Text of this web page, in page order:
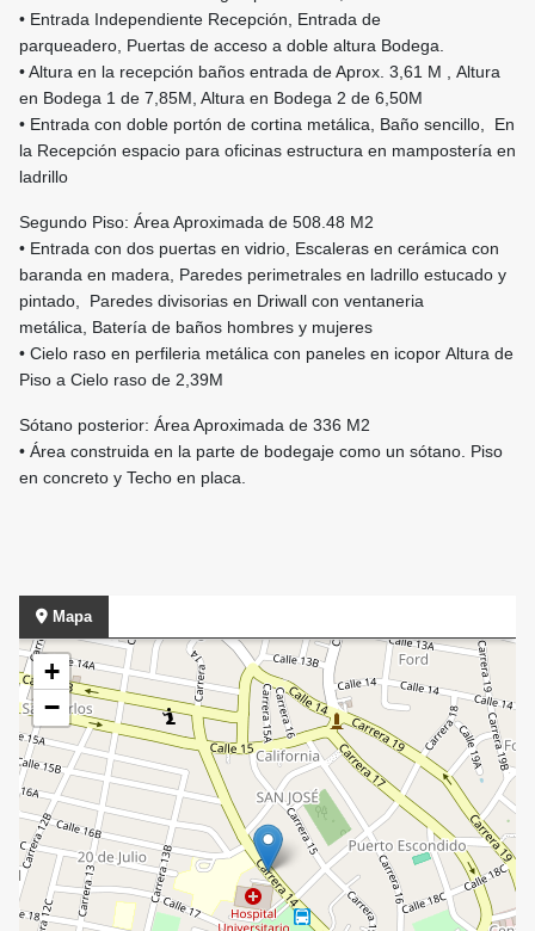
• Entrada Independiente Recepción, Entrada de
parqueadero, Puertas de acceso a doble altura Bodega.
• Altura en la recepción baños entrada de Aprox. 3,61 M , Altura
en Bodega 1 de 7,85M, Altura en Bodega 2 de 6,50M
• Entrada con doble portón de cortina metálica, Baño sencillo, En
la Recepción espacio para oficinas estructura en mampostería en
ladrillo
Segundo Piso: Área Aproximada de 508.48 M2
• Entrada con dos puertas en vidrio, Escaleras en cerámica con
baranda en madera, Paredes perimetrales en ladrillo estucado y
pintado, Paredes divisorias en Driwall con ventaneria
metálica, Batería de baños hombres y mujeres
• Cielo raso en perfileria metálica con paneles en icopor Altura de
Piso a Cielo raso de 2,39M
Sótano posterior: Área Aproximada de 336 M2
• Área construida en la parte de bodegaje como un sótano. Piso
en concreto y Techo en placa.
Mapa
+
−